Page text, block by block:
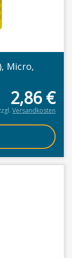
Micro,
2,86€
Versandkosten